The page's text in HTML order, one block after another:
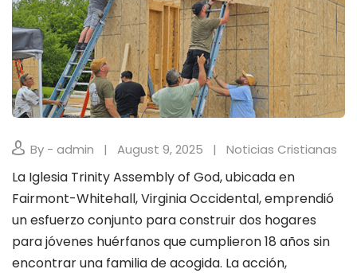
By - admin August 9, 2025 Noticias Cristianas
La Iglesia Trinity Assembly of God, ubicada en
Fairmont-Whitehall, Virginia Occidental, emprendió
un esfuerzo conjunto para construir dos hogares
para jóvenes huérfanos que cumplieron 18 años sin
encontrar una familia de acogida. La acción,